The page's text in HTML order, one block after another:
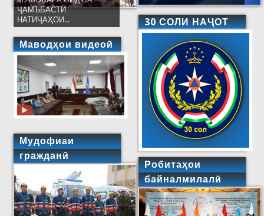
ҶАМЪБАСТИ
НАТИҶАҲОИ...
Маводҳои видеоӣ
Мудофиаи
гражданӣ
30 СОЛИ НАҶОТ
Робитаҳои
байналмилалӣ